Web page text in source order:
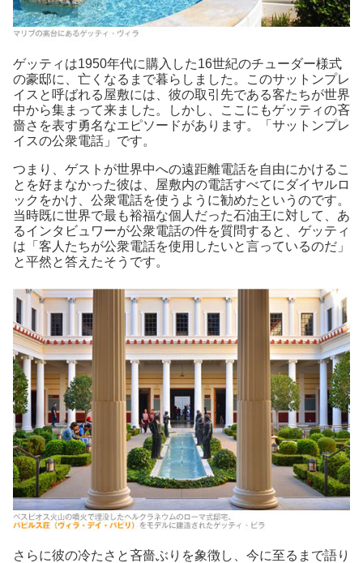
ゲッティは1950年代に購入した16世紀のチューダー様式
の豪邸に、亡くなるまで暮らしました。このサットンプレ
イスと呼ばれる屋敷には、彼の取引先である客たちが世界
中から集まって来ました。しかし、ここにもゲッティの吝
嗇さを表す勇名なエピソードがあります。「サットンプレ
イスの公衆電話」です。
つまり、ゲストが世界中への遠距離電話を自由にかけるこ
とを好まなかった彼は、屋敷内の電話すべてにダイヤルロ
ックをかけ、公衆電話を使うように勧めたというのです。
当時既に世界で最も裕福な個人だった石油王に対して、あ
るインタビュワーが公衆電話の件を質問すると、ゲッティ
は「客人たちが公衆電話を使用したいと言っているのだ」
と平然と答えたそうです。
さらに彼の冷たさと吝嗇ぶりを象徴し、今に至るまで語り